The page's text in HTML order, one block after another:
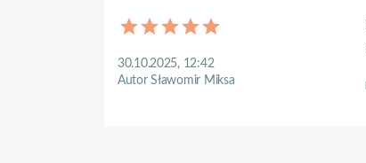
30.10.2025, 12:42
Autor Sławomir Miksa